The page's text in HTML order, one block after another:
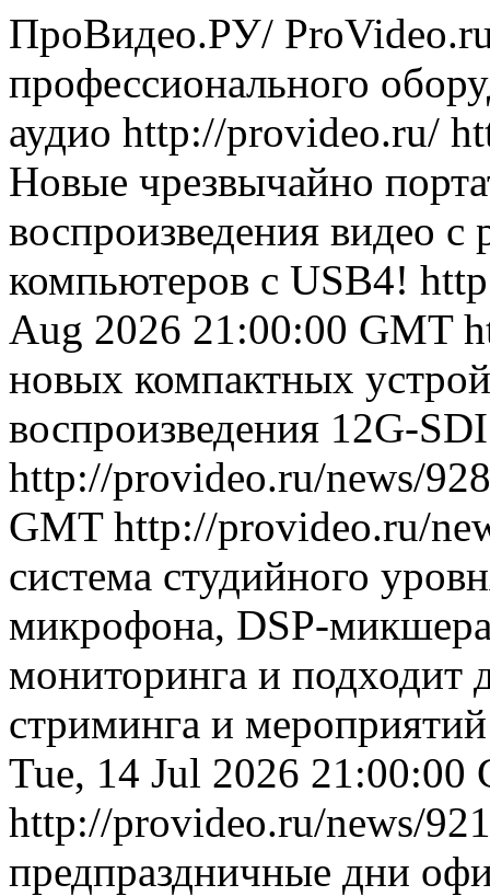
ПроВидео.РУ/
профессионального
аудио http://provideo.ru/
Новые чрезвычайно
воспроизведения видео
компьютеров с USB4!
Aug 2026 21:00:00 GMT
новых компактных
воспроизведения 12G-
http://provideo.ru/news/
GMT http://provideo.ru/
система студийного
микрофона, DSP-
мониторинга и подходит
стриминга и мероприятий
Tue, 14 Jul 2026 21:00:00
http://provideo.ru/news/
предпраздничные дни